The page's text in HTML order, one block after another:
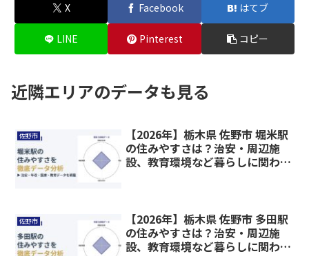
X Facebook はてブ
LINE Pinterest コピー
近隣エリアのデータも見る
佐野市
【2026年】栃木県 佐野市 堀米駅
の住みやすさは？治安・周辺施
設、教育環境など暮らしに関わる
佐野市
【2026年】栃木県 佐野市 多田駅
の住みやすさは？治安・周辺施
設、教育環境など暮らしに関わる